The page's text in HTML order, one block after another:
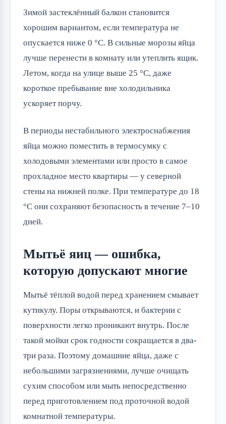
Зимой застеклённый балкон становится
хорошим вариантом, если температура не
опускается ниже 0 °C. В сильные морозы яйца
лучше перенести в комнату или утеплить ящик.
Летом, когда на улице выше 25 °C, даже
короткое пребывание вне холодильника
ускоряет порчу.
В периоды нестабильного электроснабжения
яйца можно поместить в термосумку с
холодовыми элементами или просто в самое
прохладное место квартиры — у северной
стены на нижней полке. При температуре до 18
°C они сохраняют безопасность в течение 7–10
дней.
Мытьё яиц — ошибка,
которую допускают многие
Мытьё тёплой водой перед хранением смывает
кутикулу. Поры открываются, и бактерии с
поверхности легко проникают внутрь. После
такой мойки срок годности сокращается в два-
три раза. Поэтому домашние яйца, даже с
небольшими загрязнениями, лучше очищать
сухим способом или мыть непосредственно
перед приготовлением под проточной водой
комнатной температуры.